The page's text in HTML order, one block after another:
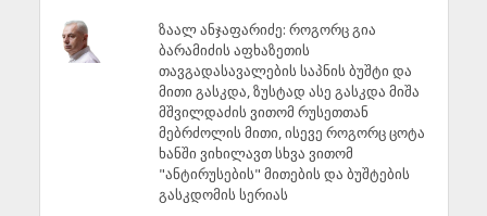
ზაალ ანჯაფარიძე: როგორც გია
ბარამიძის აფხაზეთის
თავგადასავალების საპნის ბუშტი და
მითი გასკდა, ზუსტად ასე გასკდა მიშა
მშვილდაძის ვითომ რუსეთთან
მებრძოლის მითი, ისევე როგორც ცოტა
ხანში ვიხილავთ სხვა ვითომ
"ანტირუსების" მითების და ბუშტების
გასკდომის სერიას